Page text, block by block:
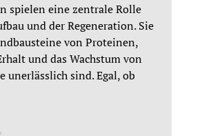
spielen eine zentrale Rolle
und der Regeneration. Sie
von Proteinen,
und das Wachstum von
unerlässlich sind. Egal, ob